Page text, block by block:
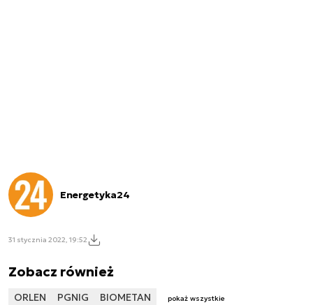
Energetyka24
31 stycznia 2022, 19:52
Zobacz również
ORLEN PGNIG BIOMETAN pokaż wszystkie